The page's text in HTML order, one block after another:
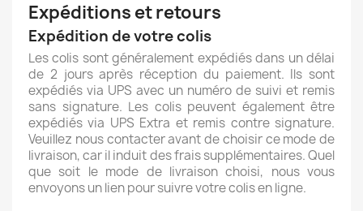
Expéditions et retours
Expédition de votre colis
Les colis sont généralement expédiés dans un délai
de 2 jours après réception du paiement. Ils sont
expédiés via UPS avec un numéro de suivi et remis
sans signature. Les colis peuvent également être
expédiés via UPS Extra et remis contre signature.
Veuillez nous contacter avant de choisir ce mode de
livraison, car il induit des frais supplémentaires. Quel
que soit le mode de livraison choisi, nous vous
envoyons un lien pour suivre votre colis en ligne.